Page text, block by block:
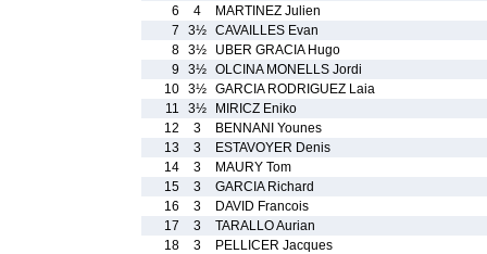
6
4
MARTINEZ Julien
7
3½ CAVAILLES Evan
8 3½
UBER GRACIA Hugo
9
3½ OLCINA MONELLS Jordi
10 3½ GARCIA RODRIGUEZ Laia
11
3½
MIRICZ Eniko
12
3
BENNANI Younes
13
3
ESTAVOYER Denis
14
3
MAURY Tom
15
3
GARCIA Richard
16
3
DAVID Francois
17
3
TARALLO Aurian
18
3
PELLICER Jacques